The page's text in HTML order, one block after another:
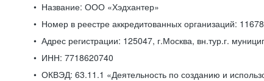
Название: ООО «Хэдхантер»
Номер в реестре аккредитованных организаций: 11678
Адрес регистрации: 125047, г.Москва, вн.тур.г.
ИНН: 7718620740
ОКВЭД: 63.11.1 «Деятельность по созданию и